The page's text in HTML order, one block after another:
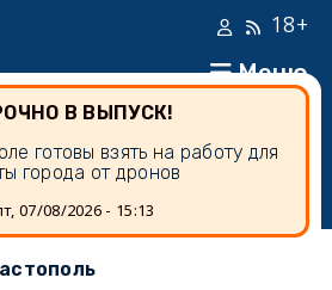
Меню
18+
В ВЫПУСК!
готовы взять на работу для
города от дронов
07/08/2026 - 15:13